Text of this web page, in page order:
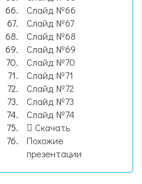
Слайд №66
Слайд №67
Слайд №68
Слайд №69
Слайд №70
Слайд №71
Слайд №72
Слайд №73
Слайд №74
Скачать
Похожие
презентации